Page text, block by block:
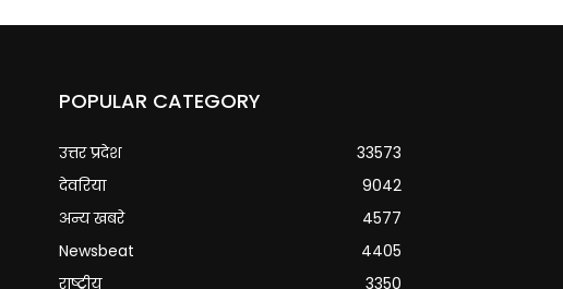
POPULAR CATEGORY
उत्तर प्रदेश
33573
देवरिया
9042
अन्य खबरे
4577
Newsbeat
4405
राष्ट्रीय
3350